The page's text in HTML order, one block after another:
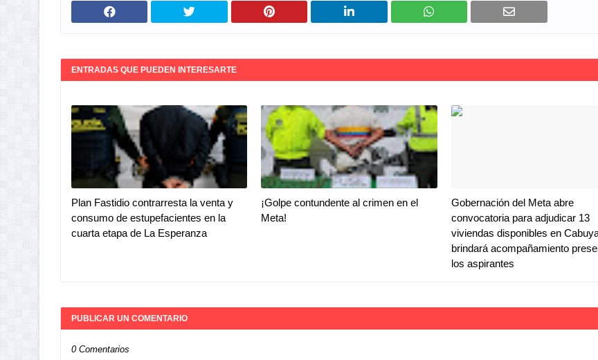
ENTRADAS QUE PUEDEN INTERESARTE
Plan Fastidio contrarresta la venta y
consumo de estupefacientes en la
cuarta etapa de La Esperanza
¡Golpe contundente al crimen en el
Meta!
Gobernación del Meta abre
convocatoria para adjudicar 13
viviendas disponibles en
brindará acompañamiento
los aspirantes
PUBLICAR UN COMENTARIO
0 Comentarios